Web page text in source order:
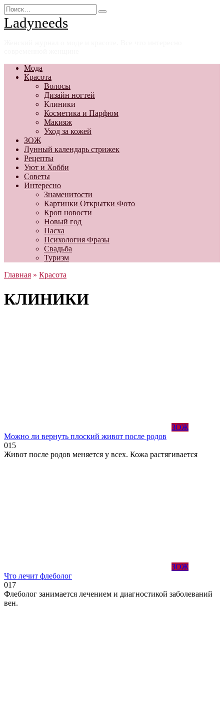
Перейти
к
содержанию
Search
for:
Ladyneeds
Мода
Красота
Волосы
Дизайн ногтей
Клиники
Косметика и Парфюм
Макияж
Уход за кожей
ЗОЖ
Лунный календарь стрижек
Рецепты
Уют и Хобби
Советы
Интересно
Знаменитости
Картинки Открытки Фото
Кроп новости
Новый год
Пасха
Психология Фразы
Свадьба
Туризм
Главная » Красота
КЛИНИКИ
ЗОЖ
Можно ли вернуть плоский живот после родов
015
Живот после родов меняется у всех. Кожа растягивается
ЗОЖ
Что лечит флеболог
017
Флеболог занимается лечением и диагностикой заболеваний
вен.